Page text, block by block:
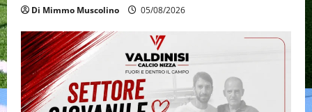
Di Mimmo Muscolino 05/08/2026